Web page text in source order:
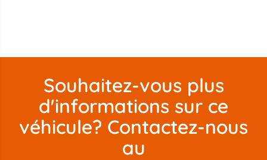
Souhaitez-vous plus
d'informations sur ce
véhicule? Contactez-nous
au